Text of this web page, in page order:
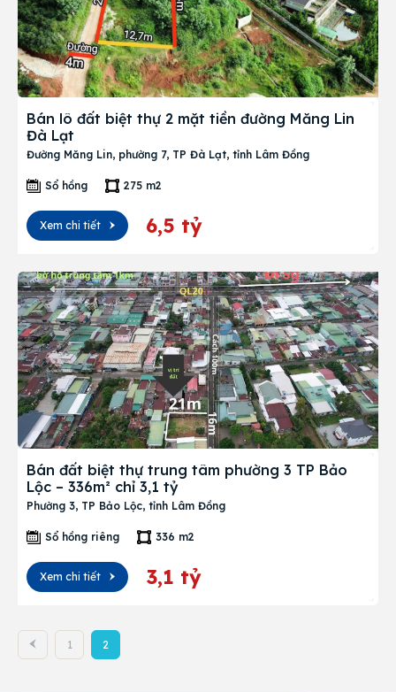
Cho thuê
Thị trường
Liên hệ
Bán lô đất biệt thự 2 mặt tiền đường Măng Lin
Đà Lạt
Đường Măng Lin, phường 7, TP Đà Lạt, tỉnh Lâm Đồng
Sổ hồng 275 m2
Xem chi tiết 6,5 tỷ
Bán đất biệt thự trung tâm phường 3 TP Bảo
Lộc – 336m² chỉ 3,1 tỷ
Phường 3, TP Bảo Lộc, tỉnh Lâm Đồng
Sổ hồng riêng 336 m2
Xem chi tiết 3,1 tỷ
1 2